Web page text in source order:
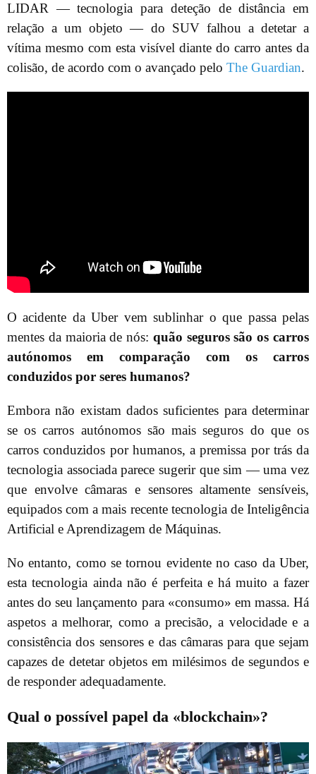
LIDAR — tecnologia para deteção de distância em
relação a um objeto — do SUV falhou a detetar a
vítima mesmo com esta visível diante do carro antes da
colisão, de acordo com o avançado pelo The Guardian.
O acidente da Uber vem sublinhar o que passa pelas
mentes da maioria de nós: quão seguros são os carros
autónomos em comparação com os carros
conduzidos por seres humanos?
Embora não existam dados suficientes para determinar
se os carros autónomos são mais seguros do que os
carros conduzidos por humanos, a premissa por trás da
tecnologia associada parece sugerir que sim — uma vez
que envolve câmaras e sensores altamente sensíveis,
equipados com a mais recente tecnologia de Inteligência
Artificial e Aprendizagem de Máquinas.
No entanto, como se tornou evidente no caso da Uber,
esta tecnologia ainda não é perfeita e há muito a fazer
antes do seu lançamento para «consumo» em massa. Há
aspetos a melhorar, como a precisão, a velocidade e a
consistência dos sensores e das câmaras para que sejam
capazes de detetar objetos em milésimos de segundos e
de responder adequadamente.
Qual o possível papel da «blockchain»?